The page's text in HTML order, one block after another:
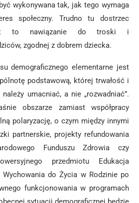
wykonywana tak, jak tego wymaga
społeczny. Trudno tu dostrzec
to nawiązanie do troski i
zgodnej z dobrem dziecka.
demograficznego elementarne jest
podstawową, której trwałość i
umacniać, a nie „rozwadniać”.
obszarze zamiast współpracy
polaryzację, o czym między innymi
partnerskie, projekty refundowania
Funduszu Zdrowia czy
przedmiotu Edukacja
do Życia w Rodzinie po
funkcjonowania w programach